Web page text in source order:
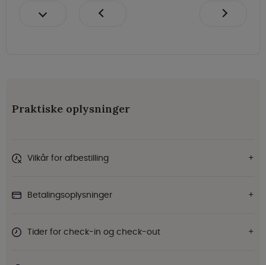
Praktiske oplysninger
Vilkår for afbestilling
Betalingsoplysninger
Tider for check-in og check-out